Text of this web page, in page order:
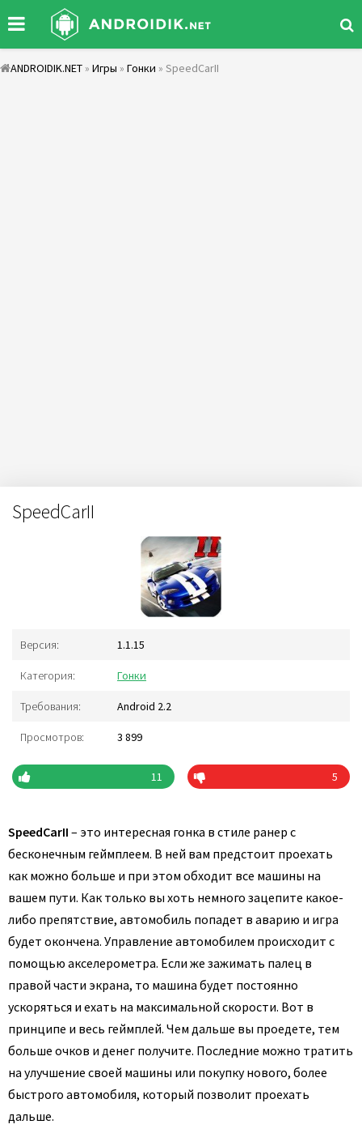
ANDROIDIK.NET » Игры » Гонки » SpeedCarII
SpeedCarII
Версия: 1.1.15
Категория: Гонки
Требования: Android 2.2
Просмотров: 3 899
11 5
SpeedCarII – это интересная гонка в стиле ранер с
бесконечным геймплеем. В ней вам предстоит проехать
как можно больше и при этом обходит все машины на
вашем пути. Как только вы хоть немного зацепите какое-
либо препятствие, автомобиль попадет в аварию и игра
будет окончена. Управление автомобилем происходит с
помощью акселерометра. Если же зажимать палец в
правой части экрана, то машина будет постоянно
ускоряться и ехать на максимальной скорости. Вот в
принципе и весь геймплей. Чем дальше вы проедете, тем
больше очков и денег получите. Последние можно тратить
на улучшение своей машины или покупку нового, более
быстрого автомобиля, который позволит проехать
дальше.